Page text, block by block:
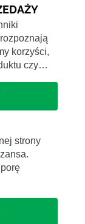
korzyści,
czy…
strony